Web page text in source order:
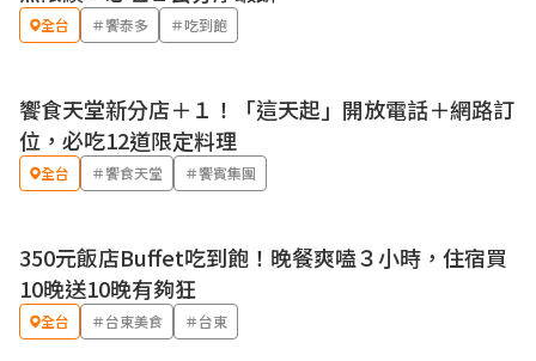
全台 ＃饗泰多 ＃吃到飽
饗食天堂新分店＋１！「這天起」開放電話＋網路訂
位，必吃12道限定料理
全台 ＃饗食天堂 ＃饗賓集團
350元飯店Buffet吃到飽！晚餐爽嗑３小時，住宿買
10晚送10晚有夠狂
全台 ＃台東美食 ＃台東